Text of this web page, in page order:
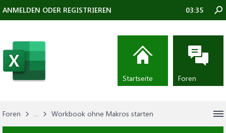
Foren ... Workbook ohne Makros starten
ANMELDEN ODER REGISTRIEREN 03:35
Startseite Foren